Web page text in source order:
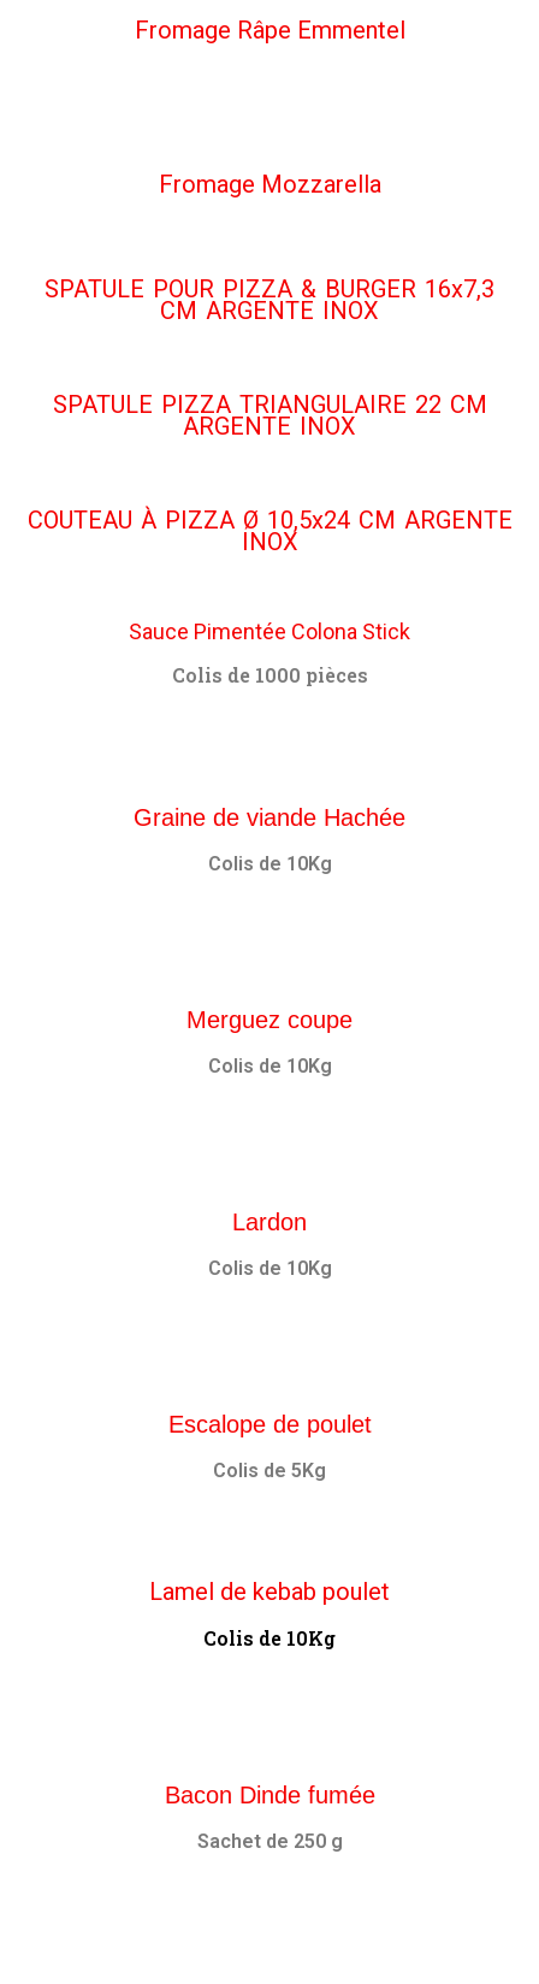
Fromage Râpe Emmentel
Fromage Mozzarella
SPATULE POUR PIZZA & BURGER 16x7,3
CM ARGENTE INOX
SPATULE PIZZA TRIANGULAIRE 22 CM
ARGENTE INOX
COUTEAU À PIZZA Ø 10,5x24 CM ARGENTE
INOX
Sauce Pimentée Colona Stick
Colis de 1000 pièces
Graine de viande Hachée
Colis de 10Kg
Merguez coupe
Colis de 10Kg
Lardon
Colis de 10Kg
Escalope de poulet
Colis de 5Kg
Lamel de kebab poulet
Colis de 10Kg
Bacon Dinde fumée
Sachet de 250 g